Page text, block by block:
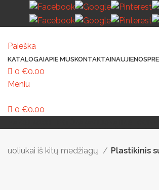
Paieška
KATALOGAIAPIE MUSKONTAKTAINAUJIENOS
0 €0.00
Meniu
0 €0.00
VAIKŲ ŽAIDIMO AIKŠTELĖSLAUKO ŠVIESTUVAI
Suoliukai iš kitų medžiagų Plastikinis